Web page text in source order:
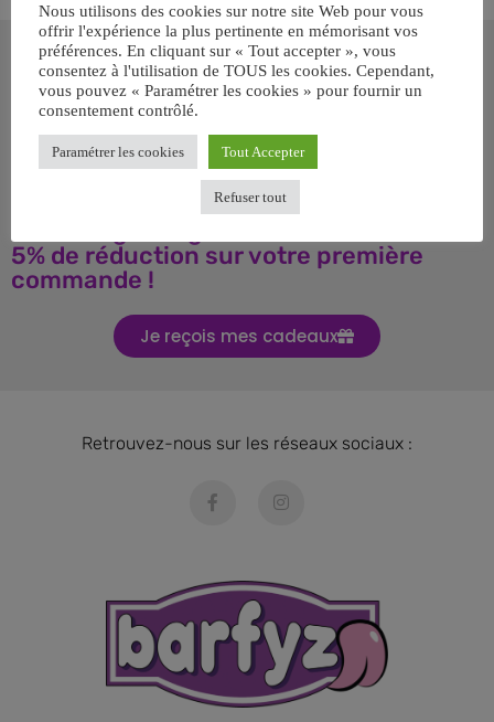
Inscrivez-vous gratuitement pour
recevoir votre guide BARF gratuit !
Vous voulez savoir comment bien nourrir votre chien ou chat
avec le BARF ? Inscrivez-vous pour recevoir
GRATUIT SUR LE BARF EN PDF immédiatement
5% de réduction sur votre première
commande !
Je reçois mes cadeaux
Retrouvez-nous sur les réseaux sociaux :
Nous utilisons des cookies sur notre site Web pour vous
offrir l'expérience la plus pertinente en mémorisant vos
préférences. En cliquant sur « Tout accepter », vous
consentez à l'utilisation de TOUS les cookies. Cependant,
vous pouvez « Paramétrer les cookies » pour fournir un
consentement contrôlé.
Paramétrer les cookies Tout Accepter
Refuser tout